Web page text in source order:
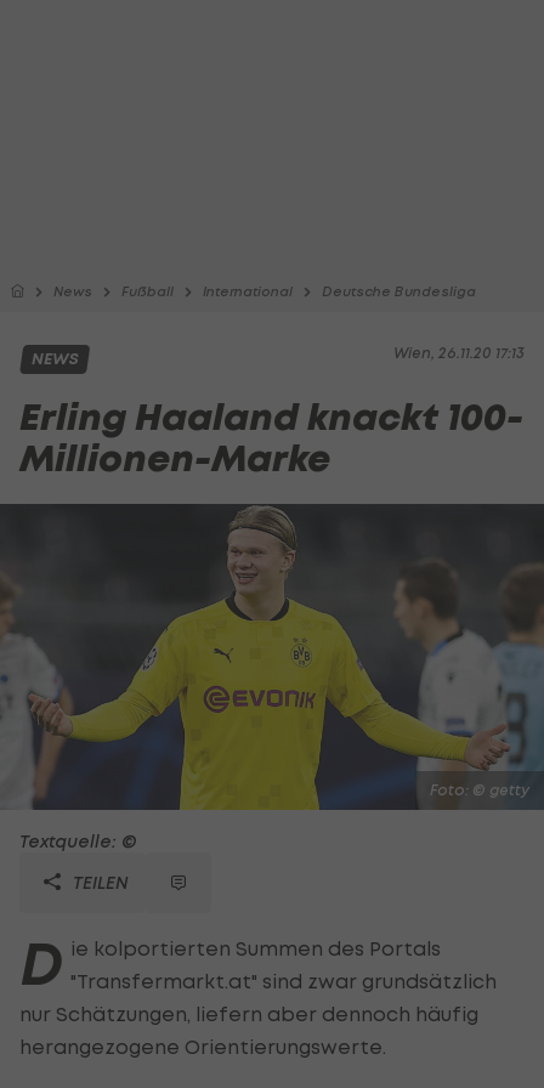
News Fußball International Deutsche Bundesliga
Wien, 26.11.20 17:13
NEWS
Erling Haaland knackt 100-
Millionen-Marke
Foto: © getty
Textquelle: ©
TEILEN
D ie kolportierten Summen des Portals
"Transfermarkt.at" sind zwar grundsätzlich
nur Schätzungen, liefern aber dennoch häufig
herangezogene Orientierungswerte.